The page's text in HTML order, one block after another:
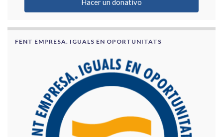
FENT EMPRESA. IGUALS EN OPORTUNITATS